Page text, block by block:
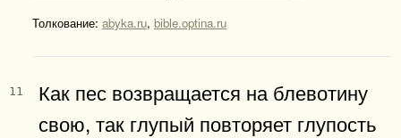
Толкование: abyka.ru, bible.optina.ru
11
Как пес возвращается на блевотину
свою, так глупый повторяет глупость